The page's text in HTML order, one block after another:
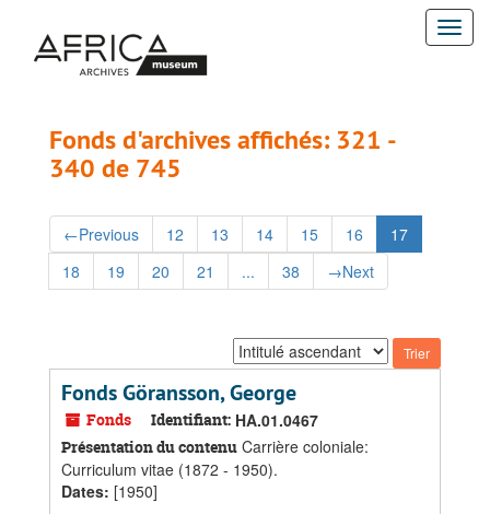
contenu
résultats
Fonds d'archives affichés: 321 -
340 de 745
←Previous 12 13 14 15 16
17
18
19 20 21 ... 38 →Next
Trier
par:
Fonds Göransson, George
Fonds Identifiant: HA.01.0467
Présentation du contenu Carrière coloniale:
Curriculum vitae (1872 - 1950).
Dates: [1950]